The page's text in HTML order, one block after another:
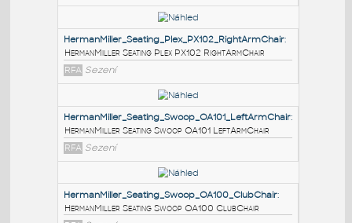
PODOBNÉ BLOKY
HM_Seating_Swoop_OA102_RightArmChair_2D
HM Seating Swoop OA102 RightArmChair 2D
RFA Nábytek
HermanMiller_Seating_Plex_PX102_RightArmChair
HermanMiller Seating Plex PX102 RightArmChair